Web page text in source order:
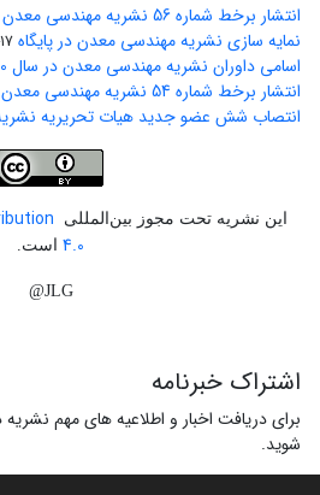
انتشار برخط شماره 56 نشریه مهندسی معدن
نمایه سازی نشریه مهندسی معدن در پایگاه Research Bib
اسامی داوران نشریه مهندسی معدن در سال 1400
انتشار برخط شماره 54 نشریه مهندسی معدن
انتصاب شش عضو جدید هیات تحریریه
این نشریه تحت مجوز بین‌المللی
4.0 است.
JLG@
اشتراک خبرنامه
برای دریافت اخبار و اطلاعیه های مهم
شوید.